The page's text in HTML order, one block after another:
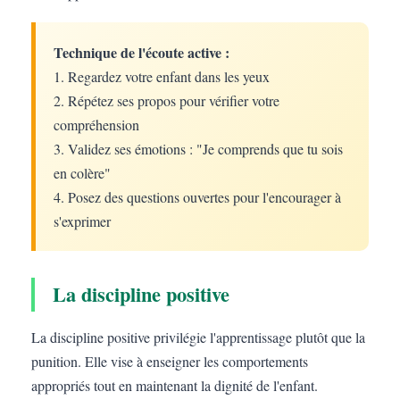
Technique de l'écoute active :
1. Regardez votre enfant dans les yeux
2. Répétez ses propos pour vérifier votre
compréhension
3. Validez ses émotions : "Je comprends que tu sois
en colère"
4. Posez des questions ouvertes pour l'encourager à
s'exprimer
La discipline positive
La discipline positive privilégie l'apprentissage plutôt que la
punition. Elle vise à enseigner les comportements
appropriés tout en maintenant la dignité de l'enfant.